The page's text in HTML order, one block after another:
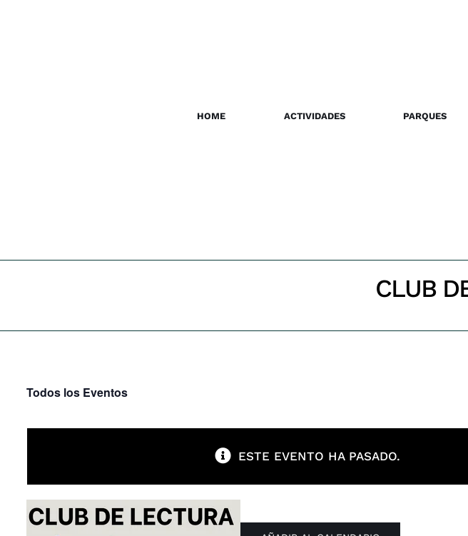
HOME ACTIVIDADES PARQUES
CLUB
Todos los Eventos
ESTE EVENTO HA PASADO.